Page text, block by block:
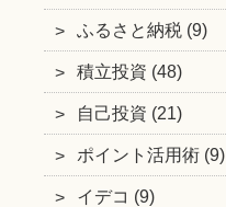
ふるさと納税 (9)
積立投資 (48)
自己投資 (21)
ポイント活用術 (9)
イデコ (9)